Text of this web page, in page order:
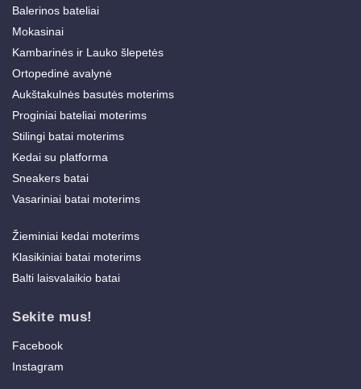
Balerinos bateliai
Mokasinai
Kambarinės ir Lauko šlepetės
Ortopedinė avalynė
Aukštakulnės basutės moterims
Proginiai bateliai moterims
Stilingi batai moterims
Kedai su platforma
Sneakers batai
Vasariniai batai moterims
Žieminiai kedai moterims
Klasikiniai batai moterims
Balti laisvalaikio batai
Sekite mus!
Facebook
Instagram